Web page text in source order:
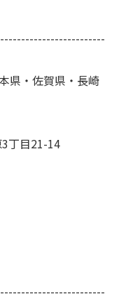
県・佐賀県・長崎
丁目21-14